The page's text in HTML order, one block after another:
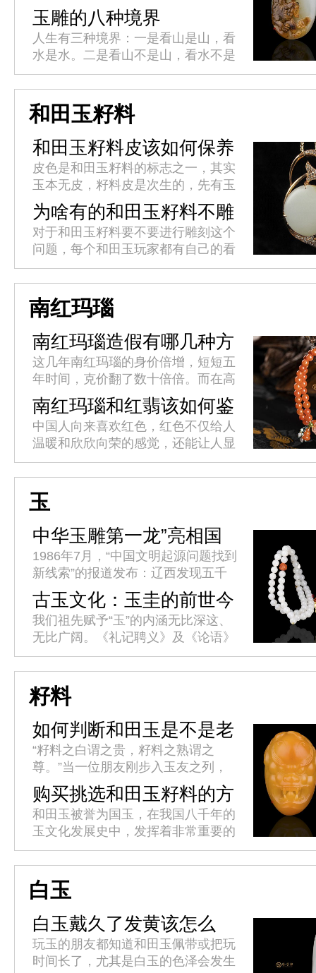
战和转型。玉雕师们纷纷寻求突破，
但未来之路究竟在何方?
玉雕的八种境界
人生有三种境界：一是看山是山，看
水是水。二是看山不是山，看水不是
水。三是看山还是山，看水还是水。
玉雕作品同样也有境界之分，这八大
境界也是玉雕匠人们的终极追求。
今...
和田玉籽料
和田玉籽料皮该如何保养
皮色是和田玉籽料的标志之一，其实
玉本无皮，籽料皮是次生的，先有玉
后有籽料皮，无玉则无籽料皮。籽料
皮是指玉里外表象的连接和表明之
处。有皮色的和田玉籽料经过巧雕往
往...
为啥有的和田玉籽料不雕
刻
对于和田玉籽料要不要进行雕刻这个
问题，每个和田玉玩家都有自己的看
法，有的喜欢没有雕刻的天然美、有
的喜欢经过玉雕师对籽料设计雕刻的
成品。在市面上经常能发现没有进
行...
南红玛瑙
南红玛瑙造假有哪几种方
法?
这几年南红玛瑙的身价倍增，短短五
年时间，克价翻了数十倍倍。而在高
额利益的诱惑下，不良商人使出浑身
解数用各种方法造假，以此来牟取暴
利。这就造成了南红市场假货层出
不...
南红玛瑙和红翡该如何鉴
别?
中国人向来喜欢红色，红色不仅给人
温暖和欣欣向荣的感觉，还能让人显
得高贵优雅。红色的玉石在我国也是
格外受欢迎，比如佛家七宝中的南红
玛瑙，如今它已经与和田玉、翡翠
渐...
玉
中华玉雕第一龙”亮相国
博
1986年7月，“中国文明起源问题找到
新线索”的报道发布：辽西发现五千
年祭坛、女神庙、积石冢群址。考古
学界推断，这一重大发现将中华文明
史提前了一千多年。34年后...
古玉文化：玉圭的前世今
生
我们祖先赋予“玉”的内涵无比深这、
无比广阔。《礼记聘义》及《论语》
中都有“君子比德于玉焉”的句子。古
人认为工具有仁、义、智、勇、洁的
君子美德，所以以玉比德，敦品...
籽料
如何判断和田玉是不是老
熟?
“籽料之白谓之贵，籽料之熟谓之
尊。”当一位朋友刚步入玉友之列，
最容易首先被传授的便是和田玉籽料
的白度判断标准，而自己最容易首先
接受的也是籽料的白度判断标准。对
于...
购买挑选和田玉籽料的方
法
和田玉被誉为国玉，在我国八千年的
玉文化发展史中，发挥着非常重要的
作用。它色泽温雅，质感柔润，形质
高贵，千百年来受到上至帝王贵族，
下至平民百姓的热烈追捧。挑选和
田...
白玉
白玉戴久了发黄该怎么
办?
玩玉的朋友都知道和田玉佩带或把玩
时间长了，尤其是白玉的色泽会发生